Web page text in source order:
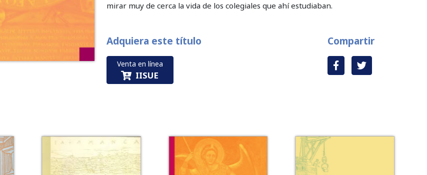
mirar muy de cerca la vida de los colegiales que ahí estudiaban.
Adquiera este título
Venta en línea
IISUE
Compartir